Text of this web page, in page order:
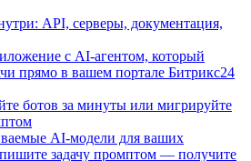
API, серверы, документация,
с AI-агентом, который
прямо в вашем портале Битрикс24
ботов за минуты или мигрируйте
AI-модели для ваших
задачу промптом — получите